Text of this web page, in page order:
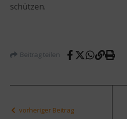
schützen.
Beitrag teilen
vorheriger Beitrag